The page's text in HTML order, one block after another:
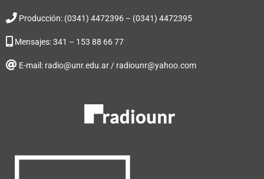
Producción: (0341) 4472396 – (0341) 4472395
Mensajes: 341 – 153 88 66 77
E-mail: radio@unr.edu.ar / radiounr@yahoo.com